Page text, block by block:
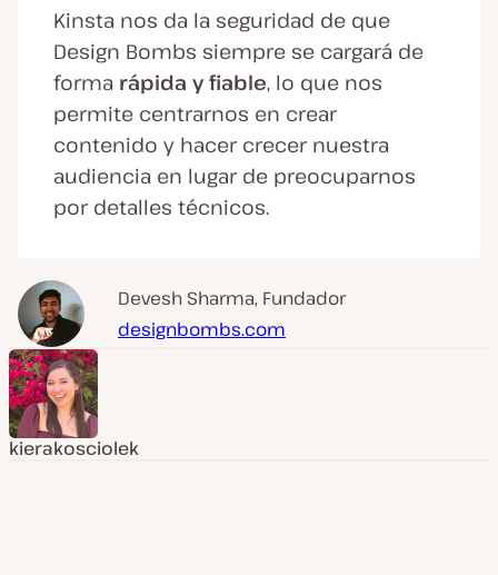
Kinsta nos da la seguridad de que
Design Bombs siempre se cargará de
forma rápida y fiable, lo que nos
permite centrarnos en crear
contenido y hacer crecer nuestra
audiencia en lugar de preocuparnos
por detalles técnicos.
Devesh Sharma, Fundador
designbombs.com
kierakosciolek